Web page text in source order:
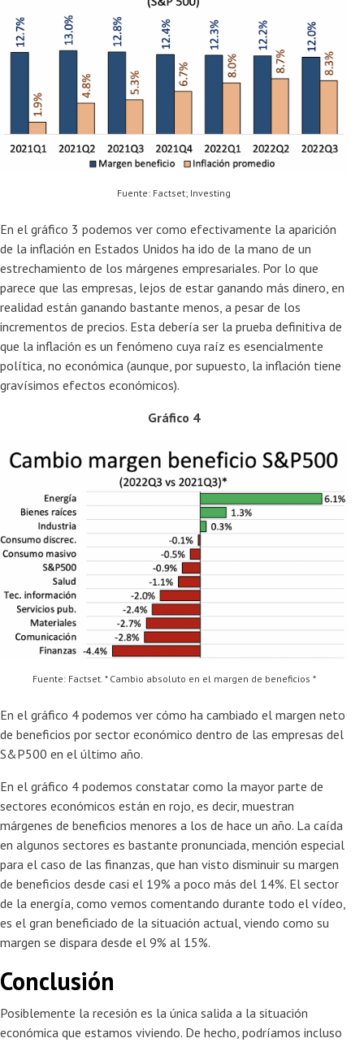
Fuente: Factset; Investing
En el gráfico 3 podemos ver como efectivamente la aparición
de la inflación en Estados Unidos ha ido de la mano de un
estrechamiento de los márgenes empresariales. Por lo que
parece que las empresas, lejos de estar ganando más dinero, en
realidad están ganando bastante menos, a pesar de los
incrementos de precios. Esta debería ser la prueba definitiva de
que la inflación es un fenómeno cuya raíz es esencialmente
política, no económica (aunque, por supuesto, la inflación tiene
gravísimos efectos económicos).
Gráfico 4
Fuente: Factset. * Cambio absoluto en el margen de beneficios *
En el gráfico 4 podemos ver cómo ha cambiado el margen neto
de beneficios por sector económico dentro de las empresas del
S&P500 en el último año.
En el gráfico 4 podemos constatar como la mayor parte de
sectores económicos están en rojo, es decir, muestran
márgenes de beneficios menores a los de hace un año. La caída
en algunos sectores es bastante pronunciada, mención especial
para el caso de las finanzas, que han visto disminuir su margen
de beneficios desde casi el 19% a poco más del 14%. El sector
de la energía, como vemos comentando durante todo el vídeo,
es el gran beneficiado de la situación actual, viendo como su
margen se dispara desde el 9% al 15%.
Conclusión
Posiblemente la recesión es la única salida a la situación
económica que estamos viviendo. De hecho, podríamos incluso